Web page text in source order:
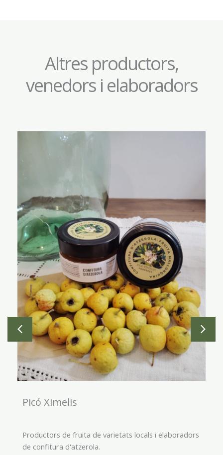
Altres productors,
venedors i elaboradors
Picó Ximelis
Productors de fruita de varietats locals i elaboradors
de confitura d'atzerola.